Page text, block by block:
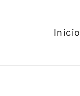
Inicio